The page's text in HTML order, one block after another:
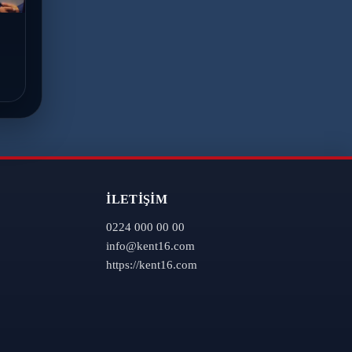
İLETIŞIM
0224 000 00 00
info@kent16.com
https://kent16.com